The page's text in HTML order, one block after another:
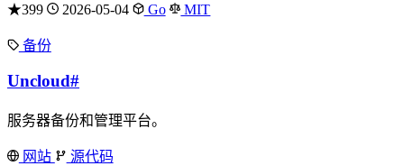
★399 2026-05-04 Go MIT
备份
Uncloud#
服务器备份和管理平台。
网站 源代码